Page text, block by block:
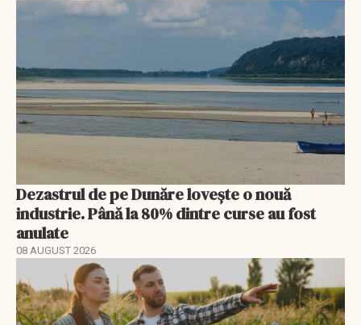
Dezastrul de pe Dunăre lovește o nouă
industrie. Până la 80% dintre curse au fost
anulate
08 AUGUST 2026